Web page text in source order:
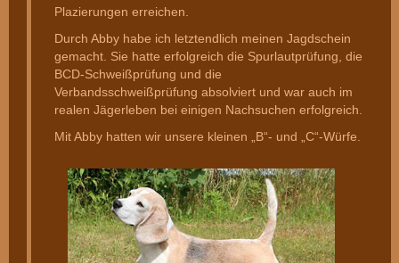
Plazierungen erreichen.
Durch Abby habe ich letztendlich meinen Jagdschein
gemacht. Sie hatte erfolgreich die Spurlautprüfung, die
BCD-Schweißprüfung und die
Verbandsschweißprüfung absolviert und war auch im
realen Jägerleben bei einigen Nachsuchen erfolgreich.
Mit Abby hatten wir unsere kleinen „B“- und „C“-Würfe.